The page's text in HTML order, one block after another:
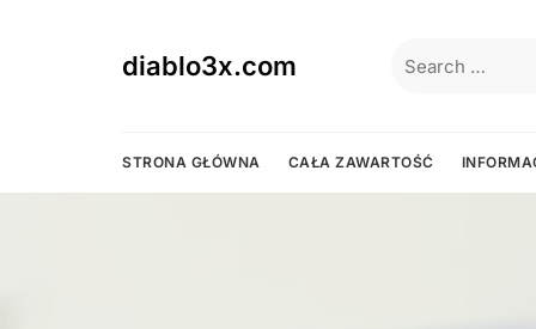
diablo3x.com
for:
STRONA GŁÓWNA CAŁA ZAWARTOŚĆ